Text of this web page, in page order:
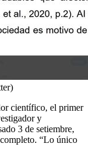
científico, el primer
y
3 de setiembre,
“Lo único